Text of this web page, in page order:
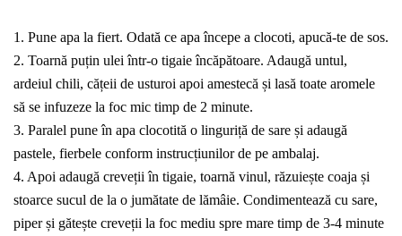
1. Pune apa la fiert. Odată ce apa începe a clocoti, apucă-te de sos.
2. Toarnă puțin ulei într-o tigaie încăpătoare. Adaugă untul,
ardeiul chili, cățeii de usturoi apoi amestecă și lasă toate aromele
să se infuzeze la foc mic timp de 2 minute.
3. Paralel pune în apa clocotită o linguriță de sare și adaugă
pastele, fierbele conform instrucțiunilor de pe ambalaj.
4. Apoi adaugă creveții în tigaie, toarnă vinul, răzuiește coaja și
stoarce sucul de la o jumătate de lămâie. Condimentează cu sare,
piper și gătește creveții la foc mediu spre mare timp de 3-4 minute